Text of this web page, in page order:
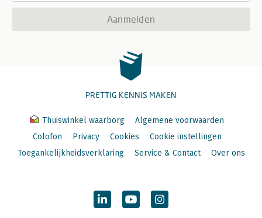
Aanmelden
PRETTIG KENNIS MAKEN
Thuiswinkel waarborg
Algemene voorwaarden
Colofon
Privacy Cookies
Cookie instellingen
Toegankelijkheidsverklaring
Service & Contact Over ons